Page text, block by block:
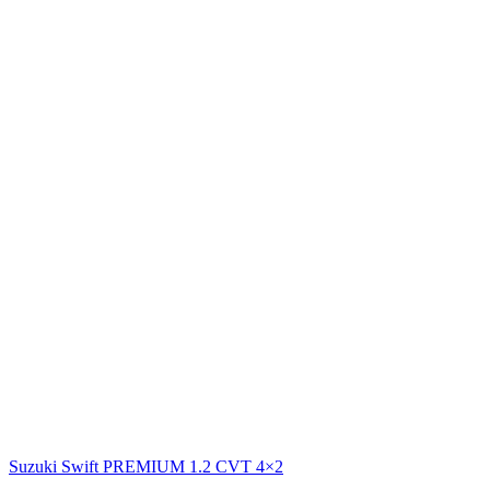
Suzuki Swift PREMIUM 1.2 CVT 4×2